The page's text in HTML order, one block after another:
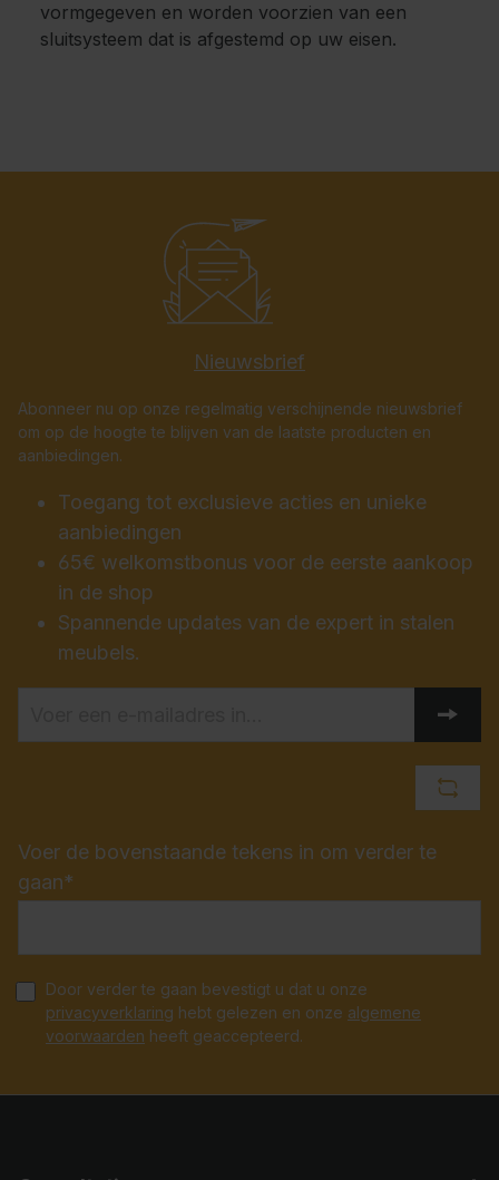
vormgegeven en worden voorzien van een
sluitsysteem dat is afgestemd op uw eisen.
Nieuwsbrief
Abonneer nu op onze regelmatig verschijnende nieuwsbrief
om op de hoogte te blijven van de laatste producten en
aanbiedingen.
Toegang tot exclusieve acties en unieke
aanbiedingen
65€ welkomstbonus voor de eerste aankoop
in de shop
Spannende updates van de expert in stalen
meubels.
Voer de bovenstaande tekens in om verder te
gaan*
Door verder te gaan bevestigt u dat u onze
privacyverklaring hebt gelezen en onze algemene
voorwaarden heeft geaccepteerd.